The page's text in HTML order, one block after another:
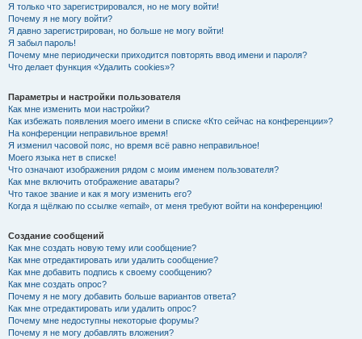
Я только что зарегистрировался, но не могу войти!
Почему я не могу войти?
Я давно зарегистрирован, но больше не могу войти!
Я забыл пароль!
Почему мне периодически приходится повторять ввод имени и пароля?
Что делает функция «Удалить cookies»?
Параметры и настройки пользователя
Как мне изменить мои настройки?
Как избежать появления моего имени в списке «Кто сейчас на конференции»?
На конференции неправильное время!
Я изменил часовой пояс, но время всё равно неправильное!
Моего языка нет в списке!
Что означают изображения рядом с моим именем пользователя?
Как мне включить отображение аватары?
Что такое звание и как я могу изменить его?
Когда я щёлкаю по ссылке «email», от меня требуют войти на конференцию!
Создание сообщений
Как мне создать новую тему или сообщение?
Как мне отредактировать или удалить сообщение?
Как мне добавить подпись к своему сообщению?
Как мне создать опрос?
Почему я не могу добавить больше вариантов ответа?
Как мне отредактировать или удалить опрос?
Почему мне недоступны некоторые форумы?
Почему я не могу добавлять вложения?